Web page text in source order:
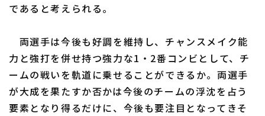
であると考えられる。
両選手は今後も好調を維持し、チャンスメイク能
力と強打を併せ持つ強力な1・2番コンビとして、チ
ームの戦いを軌道に乗せることができるか。両選手
が大成を果たすか否かは今後のチームの浮沈を占う
要素となり得るだけに、今後も要注目となってきそ